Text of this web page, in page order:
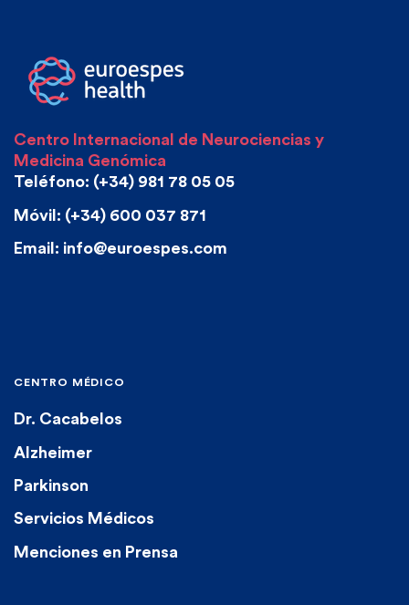
Centro Internacional de Neurociencias y
Medicina Genómica
Teléfono: (+34) 981 78 05 05
Móvil: (+34) 600 037 871
Email: info@euroespes.com
CENTRO MÉDICO
Dr. Cacabelos
Alzheimer
Parkinson
Servicios Médicos
Menciones en Prensa